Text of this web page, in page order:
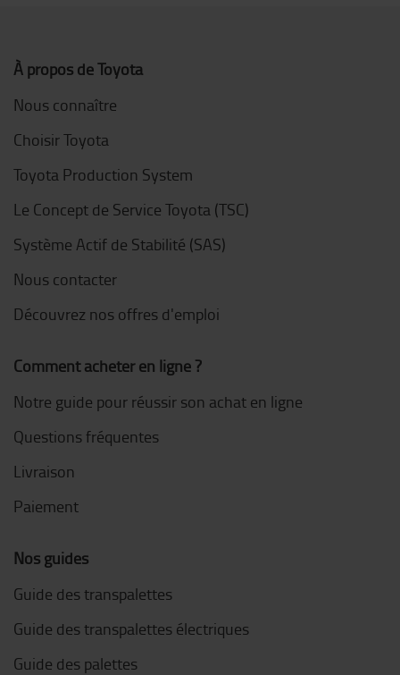
À propos de Toyota
Nous connaître
Choisir Toyota
Toyota Production System
Le Concept de Service Toyota (TSC)
Système Actif de Stabilité (SAS)
Nous contacter
Découvrez nos offres d'emploi
Comment acheter en ligne ?
Notre guide pour réussir son achat en ligne
Questions fréquentes
Livraison
Paiement
Nos guides
Guide des transpalettes
Guide des transpalettes électriques
Guide des palettes